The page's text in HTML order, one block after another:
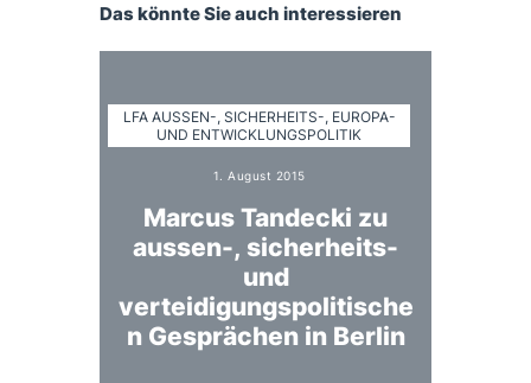
Das könnte Sie auch interessieren
LFA AUSSEN-, SICHERHEITS-, EUROPA- U
ND ENTWICKLUNGSPOLITIK
1. August 2015
Marcus Tandecki zu
aussen-, sicherheits-
und
verteidigungspolitische
n Gesprächen in Berlin